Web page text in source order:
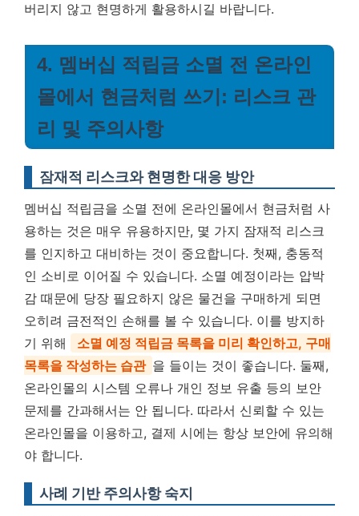
버리지 않고 현명하게 활용하시길 바랍니다.
4. 멤버십 적립금 소멸 전 온라인
몰에서 현금처럼 쓰기: 리스크 관
리 및 주의사항
잠재적 리스크와 현명한 대응 방안
멤버십 적립금을 소멸 전에 온라인몰에서 현금처럼 사
용하는 것은 매우 유용하지만, 몇 가지 잠재적 리스크
를 인지하고 대비하는 것이 중요합니다. 첫째, 충동적
인 소비로 이어질 수 있습니다. 소멸 예정이라는 압박
감 때문에 당장 필요하지 않은 물건을 구매하게 되면
오히려 금전적인 손해를 볼 수 있습니다. 이를 방지하
기 위해
소멸 예정 적립금 목록을 미리 확인하고, 구매
목록을 작성하는 습관 을 들이는 것이 좋습니다. 둘째,
온라인몰의 시스템 오류나 개인 정보 유출 등의 보안
문제를 간과해서는 안 됩니다. 따라서 신뢰할 수 있는
온라인몰을 이용하고, 결제 시에는 항상 보안에 유의해
야 합니다.
사례 기반 주의사항 숙지